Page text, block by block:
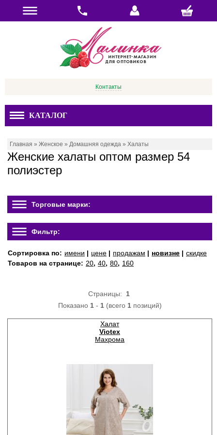
Контакты
КАТАЛОГ
Главная » Женское » Домашняя одежда » Халаты
Женские халаты оптом размер 54
полиэстер
Торговые марки:
Фильтр:
Сортировка по: имени | цене | продажам | новизне | скидке
Товаров на странице: 20, 40, 80, 160
Страницы: 1
Показано 1- 1(всего 1позиций)
Халат
Viotex
Махрома